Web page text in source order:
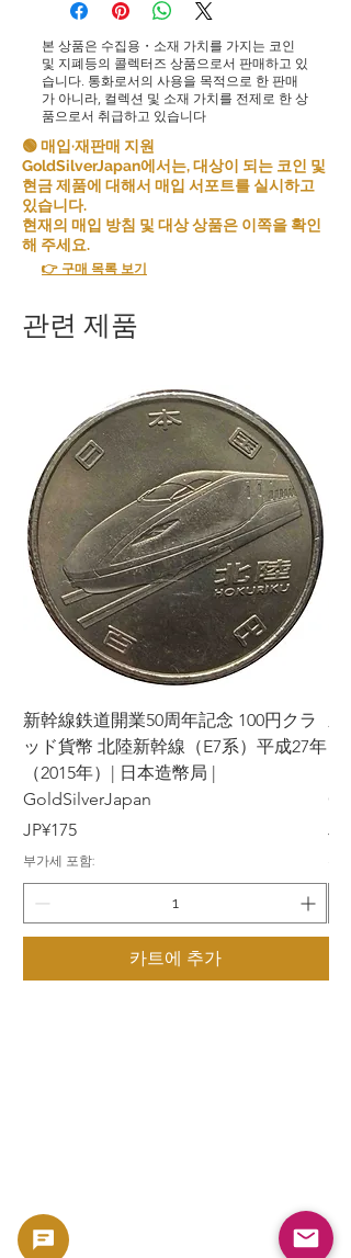
본 상품은 수집용・소재 가치를 가지는 코인
및 지폐등의 콜렉터즈 상품으로서 판매하고 있
습니다. 통화로서의 사용을 목적으로 한 판매
가 아니라, 컬렉션 및 소재 가치를 전제로 한 상
품으로서 취급하고 있습니다
🟢 매입·재판매 지원
GoldSilverJapan에서는, 대상이 되는 코인 및
현금 제품에 대해서 매입 서포트를 실시하고
있습니다.
현재의 매입 방침 및 대상 상품은 이쪽을 확인
해 주세요.
👉 구매 목록 보기
관련 제품
新幹線鉄道開業50周年記念 100円クラ
ッド貨幣 北陸新幹線（E7系）平成27年
（2015年）| 日本造幣局 |
GoldSilverJapan
가격
JP¥175
부가세 포함:
카트에 추가